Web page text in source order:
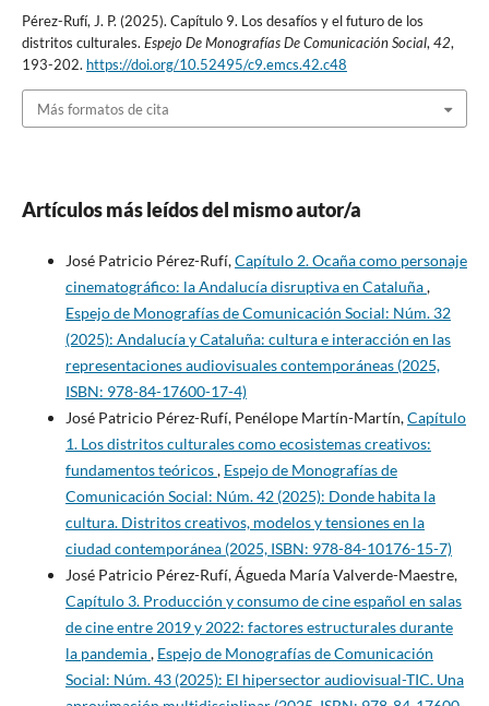
Pérez-Rufí, J. P. (2025). Capítulo 9. Los desafíos y el futuro de los
distritos culturales. Espejo De Monografías De Comunicación Social,42,
193-202. https://doi.org/10.52495/c9.emcs.42.c48
Más formatos de cita
Artículos más leídos del mismo autor/a
José Patricio Pérez-Rufí,Capítulo 2. Ocaña como personaje
cinematográfico: la Andalucía disruptiva en Cataluña,
Espejo de Monografías de Comunicación Social: Núm. 32
(2025): Andalucía y Cataluña: cultura e interacción en las
representaciones audiovisuales contemporáneas (2025,
ISBN: 978-84-17600-17-4)
José Patricio Pérez-Rufí, Penélope Martín-Martín,Capítulo
1. Los distritos culturales como ecosistemas creativos:
fundamentos teóricos, Espejo de Monografías de
Comunicación Social: Núm. 42 (2025): Donde habita la
cultura. Distritos creativos, modelos y tensiones en la
ciudad contemporánea (2025, ISBN: 978-84-10176-15-7)
José Patricio Pérez-Rufí, Águeda María Valverde-Maestre,
Capítulo 3. Producción y consumo de cine español en salas
de cine entre 2019 y 2022: factores estructurales durante
la pandemia, Espejo de Monografías de Comunicación
Social: Núm. 43 (2025): El hipersector audiovisual-TIC. Una